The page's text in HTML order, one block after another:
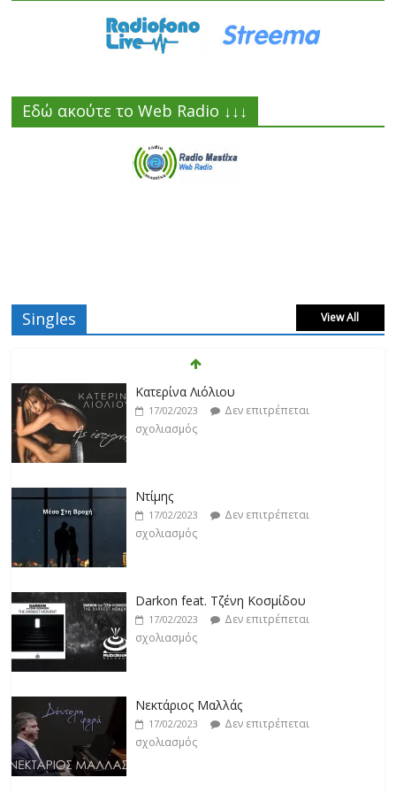
Εδώ ακούτε το Web Radio ↓↓↓
Singles View All
Κατερίνα Λιόλιου
17/02/2023
Δεν επιτρέπεται
σχολιασμός
Ντίμης
17/02/2023
Δεν επιτρέπεται
σχολιασμός
Darkon feat. Τζένη Κοσμίδου
17/02/2023
Δεν επιτρέπεται
σχολιασμός
Νεκτάριος Μαλλάς
17/02/2023
Δεν επιτρέπεται
σχολιασμός